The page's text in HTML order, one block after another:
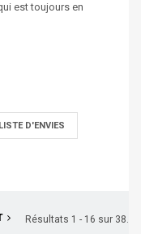
est toujours en
D'ENVIES
Résultats 1 - 16 sur 38.